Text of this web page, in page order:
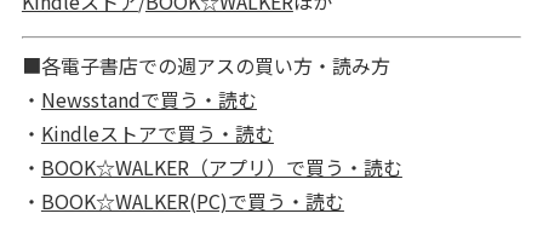
■各電子書店での週アスの買い方・読み方
・ Newsstandで買う・読む
・ Kindleストアで買う・読む
・ BOOK☆WALKER（アプリ）で買う・読む
・ BOOK☆WALKER(PC)で買う・読む